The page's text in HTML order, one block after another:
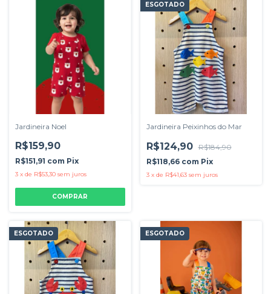
Jardineira Noel
R$159,90
R$151,91 com Pix
3 x de R$53,30 sem juros
COMPRAR
ESGOTADO
Jardineira Peixinhos do Mar
R$124,90 R$184,90
R$118,66 com Pix
3 x de R$41,63 sem juros
ESGOTADO ESGOTADO